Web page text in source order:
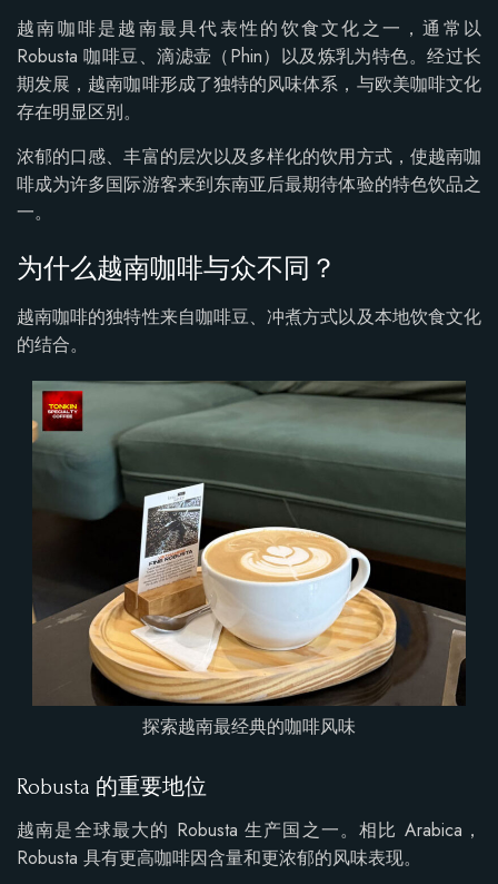
越南咖啡是越南最具代表性的饮食文化之一，通常以
Robusta 咖啡豆、滴滤壶（Phin）以及炼乳为特色。经过长
期发展，越南咖啡形成了独特的风味体系，与欧美咖啡文化
存在明显区别。
浓郁的口感、丰富的层次以及多样化的饮用方式，使越南咖
啡成为许多国际游客来到东南亚后最期待体验的特色饮品之
一。
为什么越南咖啡与众不同？
越南咖啡的独特性来自咖啡豆、冲煮方式以及本地饮食文化
的结合。
探索越南最经典的咖啡风味
Robusta 的重要地位
越南是全球最大的 Robusta 生产国之一。相比 Arabica，
Robusta 具有更高咖啡因含量和更浓郁的风味表现。